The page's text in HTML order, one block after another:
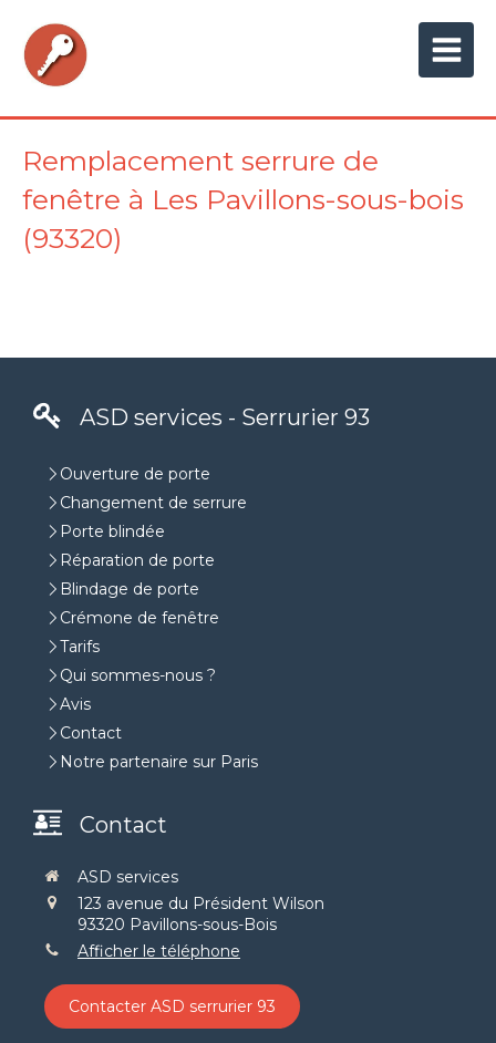
Remplacement serrure de
fenêtre à Les Pavillons-sous-bois
(93320)
ASD services - Serrurier 93
Ouverture de porte
Changement de serrure
Porte blindée
Réparation de porte
Blindage de porte
Crémone de fenêtre
Tarifs
Qui sommes-nous ?
Avis
Contact
Notre partenaire sur Paris
Contact
ASD services
123 avenue du Président Wilson
93320 Pavillons-sous-Bois
Afficher le téléphone
Contacter ASD serrurier 93